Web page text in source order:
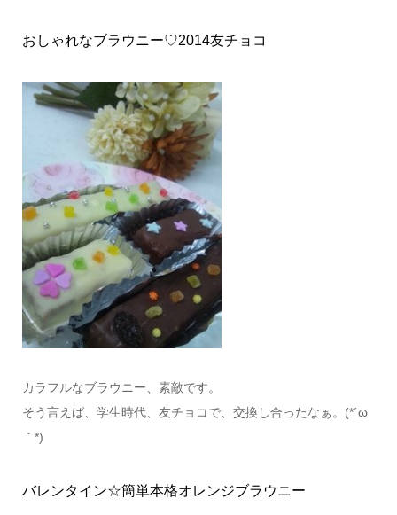
おしゃれなブラウニー♡2014友チョコ
カラフルなブラウニー、素敵です。
そう言えば、学生時代、友チョコで、交換し合ったなぁ。(*´ω
｀*)
バレンタイン☆簡単本格オレンジブラウニー